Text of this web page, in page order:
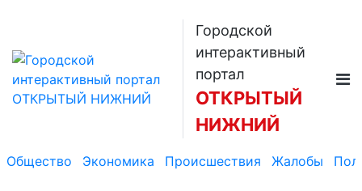
Городской
интерактивный
портал
ОТКРЫТЫЙ
НИЖНИЙ
Общество Экономика Происшествия Жалобы